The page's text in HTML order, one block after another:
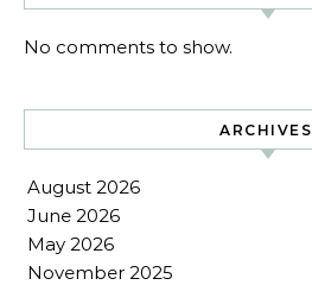
No comments to show.
ARCHIVES
August 2026
June 2026
May 2026
November 2025